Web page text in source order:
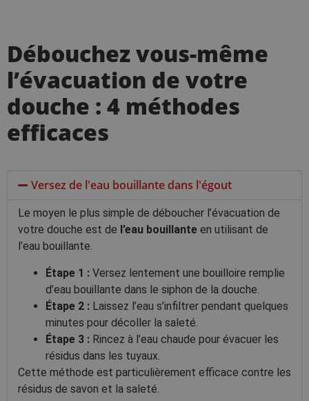
Débouchez vous-même
l’évacuation de votre
douche : 4 méthodes
efficaces
Versez de l'eau bouillante dans l'égout
Le moyen le plus simple de déboucher l’évacuation de
votre douche est de l’eau bouillante en utilisant de
l’eau bouillante.
Étape 1 : Versez lentement une bouilloire remplie
d’eau bouillante dans le siphon de la douche.
Étape 2 : Laissez l’eau s’infiltrer pendant quelques
minutes pour décoller la saleté.
Étape 3 : Rincez à l’eau chaude pour évacuer les
résidus dans les tuyaux.
Cette méthode est particulièrement efficace contre les
résidus de savon et la saleté.